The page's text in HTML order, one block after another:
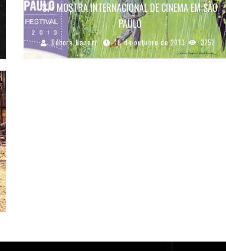
37ª MOSTRA INTERNACIONAL DE CINEMA EM SÃO
PAULO
Débora Nazari 18 de outubro de 2013 3252